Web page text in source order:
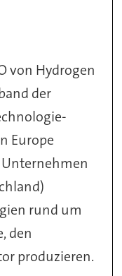
von Hydrogen
der
Europe
rund um
den
produzieren.